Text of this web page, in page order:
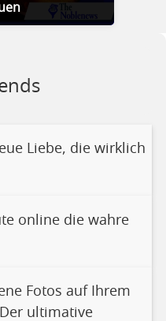
Liebe, die wirklich
online die wahre
Fotos auf Ihrem
ultimative